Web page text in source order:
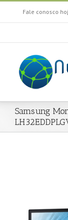
Fale conosco
Samsung